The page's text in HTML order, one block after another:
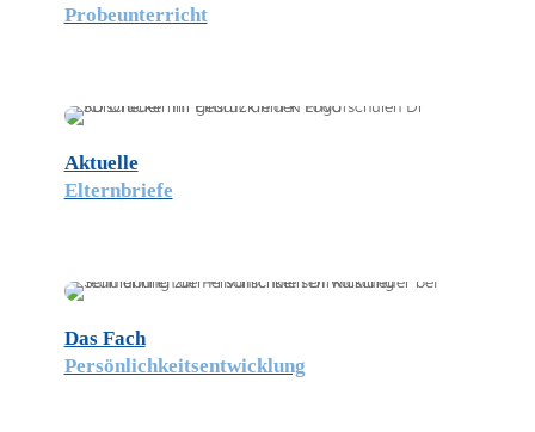
Probeunterricht
Aktuelle
Elternbriefe
Das Fach
Persönlichkeits­entwicklung